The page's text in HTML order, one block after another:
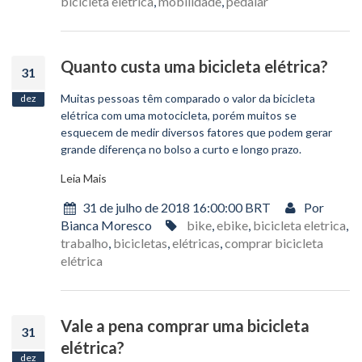
31
dez
Quanto custa uma bicicleta elétrica?
Muitas pessoas têm comparado o valor da bicicleta
elétrica com uma motocicleta, porém muitos se
esquecem de medir diversos fatores que podem gerar
grande diferença no bolso a curto e longo prazo.
Leia Mais
31 de julho de 2018 16:00:00 BRT
Por
Bianca Moresco
bike,ebike, bicicleta eletrica,
trabalho, bicicletas,elétricas,comprar bicicleta
elétrica
31
dez
Vale a pena comprar uma bicicleta
elétrica?